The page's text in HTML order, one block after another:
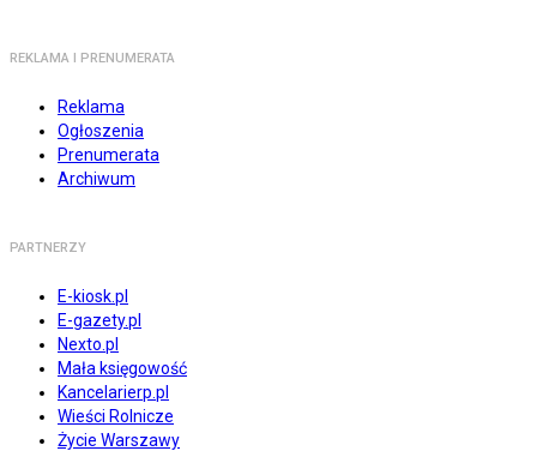
REKLAMA I PRENUMERATA
Reklama
Ogłoszenia
Prenumerata
Archiwum
PARTNERZY
E-kiosk.pl
E-gazety.pl
Nexto.pl
Mała księgowość
Kancelarierp.pl
Wieści Rolnicze
Życie Warszawy